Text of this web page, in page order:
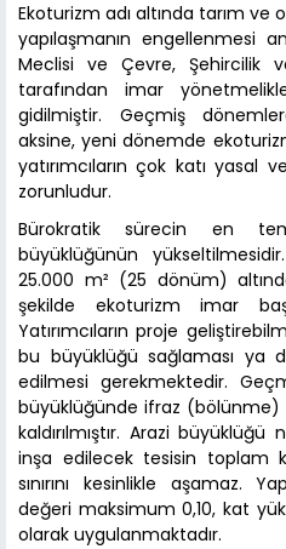
Ekoturizm adı altında tarım
yapılaşmanın engellenmesi
Meclisi ve Çevre, Şehircilik
tarafından imar
gidilmiştir. Geçmiş
aksine, yeni dönemde
yatırımcıların çok katı yasal
zorunludur.
Bürokratik sürecin en
büyüklüğünün
25.000 m² (25 dönüm)
şekilde ekoturizm imar
Yatırımcıların proje
bu büyüklüğü sağlaması ya
edilmesi gerekmektedir.
büyüklüğünde ifraz
kaldırılmıştır. Arazi
inşa edilecek tesisin toplam
sınırını kesinlikle aşamaz.
değeri maksimum 0,10, kat
olarak uygulanmaktadır.